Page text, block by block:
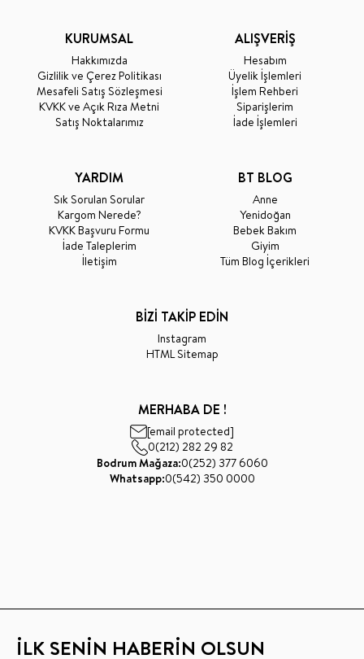
KURUMSAL
Hakkımızda
Gizlilik ve Çerez Politikası
Mesafeli Satış Sözleşmesi
KVKK ve Açık Rıza Metni
Satış Noktalarımız
ALIŞVERİŞ
Hesabım
Üyelik İşlemleri
İşlem Rehberi
Siparişlerim
İade İşlemleri
YARDIM
Sık Sorulan Sorular
Kargom Nerede?
KVKK Başvuru Formu
İade Taleplerim
İletişim
BT BLOG
Anne
Yenidoğan
Bebek Bakım
Giyim
Tüm Blog İçerikleri
BİZİ TAKİP EDİN
Instagram
HTML Sitemap
MERHABA DE !
[email protected]
0(212) 282 29 82
Bodrum Mağaza:0(252) 377 6060
Whatsapp:0(542) 350 0000
İLK SENİN HABERİN OLSUN